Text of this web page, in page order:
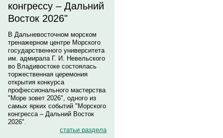
конгрессу – Дальний
Восток 2026"
В Дальневосточном морском
тренажерном центре Морского
государственного университета
им. адмирала Г. И. Невельского
во Владивостоке состоялась
торжественная церемония
открытия конкурса
профессионального мастерства
"Море зовет 2026", одного из
самых ярких событий "Морского
конгресса – Дальний Восток
2026".
статьи раздела